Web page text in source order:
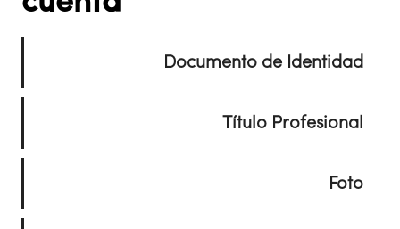
Documento de Identidad
Título Profesional
Foto